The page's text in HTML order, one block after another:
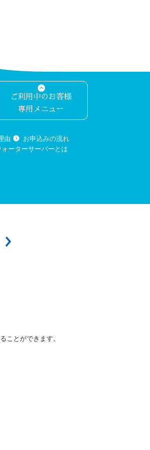
ご利用中のお客様
専用メニュー
由
お申込みの流れ
ォーターサーバーとは
ことができます。